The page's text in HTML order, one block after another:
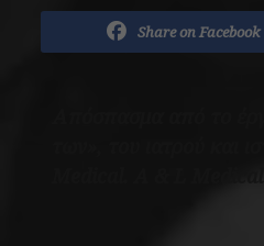
Share on Facebook